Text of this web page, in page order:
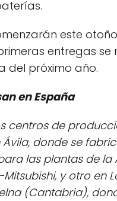
este
entregas se
del próximo año.
en España
centros de
Ávila, donde se
las plantas de la
y otro en
(Cantabria),